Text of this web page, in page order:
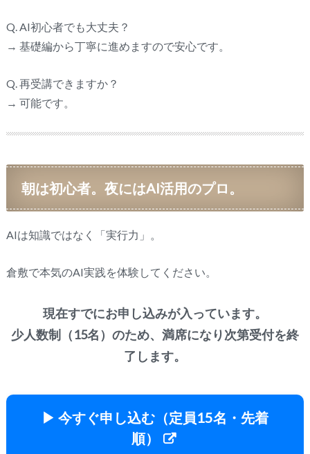
Q. AI初心者でも大丈夫？
→ 基礎編から丁寧に進めますので安心です。
Q. 再受講できますか？
→ 可能です。
朝は初心者。夜にはAI活用のプロ。
AIは知識ではなく「実行力」。
倉敷で本気のAI実践を体験してください。
現在すでにお申し込みが入っています。
少人数制（15名）のため、満席になり次第受付を終
了します。
▶ 今すぐ申し込む（定員15名・先着
順）